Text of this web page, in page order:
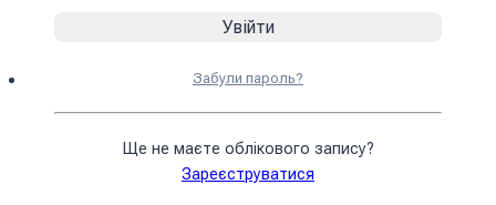
Прапор «FLYING SKULL» синьо-жовтий
Забули пароль?
Ще не маєте облікового запису?
Зареєструватися